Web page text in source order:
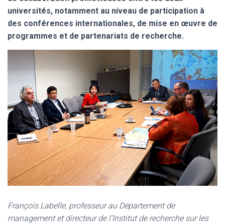
universités, notamment au niveau de participation à
des conférences internationales, de mise en œuvre de
programmes et de partenariats de recherche.
François Labelle, professeur au Département de
management et directeur de l’Institut de recherche sur les